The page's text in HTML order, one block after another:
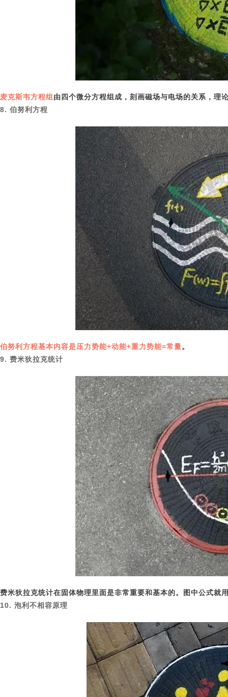
麦克斯韦方程组 由四个微分方程组成，刻画磁场与电场的关系，理
8. 伯努利方程
伯努利方程基本内容是压力势能+动能+重力势能=常量。
9. 费米狄拉克统计
费米狄拉克统计在固体物理里面是非常重要和基本的。图中公式就
10. 泡利不相容原理